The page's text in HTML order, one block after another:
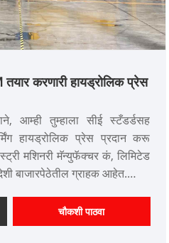
करणारी हायड्रोलिक प्रेस
आम्ही तुम्हाला सीई स्टँडर्डसह
हायड्रोलिक प्रेस प्रदान करू
मशिनरी मॅन्युफॅक्चर कं, लिमिटेड
बाजारपेठेतील ग्राहक आहेत.
चौकशी पाठवा